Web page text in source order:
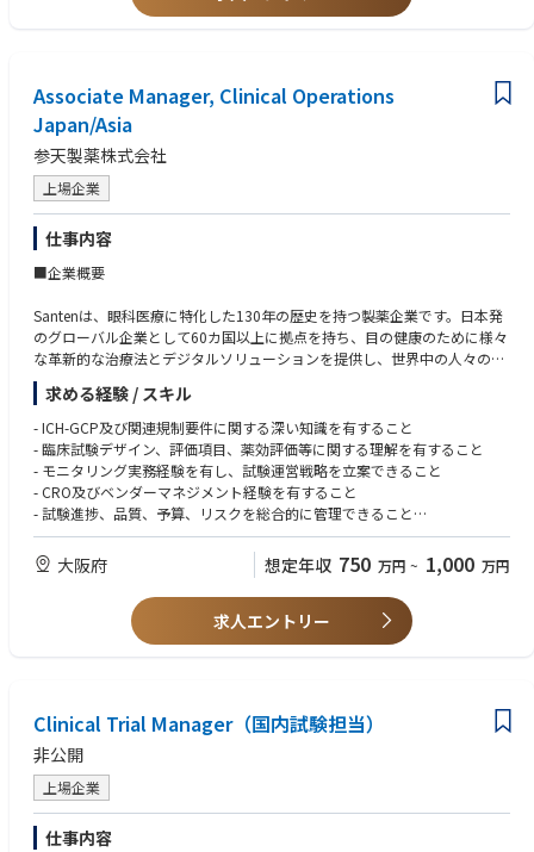
•Work in collaboration with Process Compliance Lead (PCL) to continuo
usly optimize ways of working related to CRO collaboration in Japan
•Contribute to department related activities, the overall department strat
egy and improvement initiatives/activities including Japan R&D and Clini
cal Trial Operations cross functional activities.
•Participate in external initiatives/task force teams such as EFPIA and JPM
A and bring experience and knowledge to the relevant stakeholders, if ap
plicable.
The Employee shall also render such other related services and duties as
•開発計画に基づく、臨床試験の実行、CSRの作成またはレビュー
リング、データマネジメント、統計解析、安全性管理、治験薬管理等）
•CRO 等の管理・折衝、あるいはそれら業務の監督(主にClinical Scienceに
係る事項）
•KOL、学会、患者団体等との⾯談/会議の⽅針の⽴案・策定
•GCP、SOPの管理
両職務に共通する職務責任
・ライセンス導入支援（デューデリジェンスへの参画、ライセンス契約交
渉での開発・薬事対応に関する検討・支援）
・海外ライセンサーとの開発計画、役割分担、マイルストーンおよび申請
方針に関する協議
・開発スケジュール、課題、リスクおよび予算の管理
• 複数の臨床開発または医薬品開発プロジェクトをリードした経験
• SOPの作成・管理経験
Associate Manager, Clinical Operations
Japan/Asia
参天製薬株式会社
上場企業
仕事内容
■企業概要
Santenは、眼科医療に特化した130年の歴史を持つ製薬企業です。日本発
のグローバル企業として60カ国以上に拠点を持ち、目の健康のために様々
な革新的な治療法とデジタルソリューションを提供し、世界中の人々の視
覚に関わる社会問題に取り組んでいます。
日本アジア臨床開発グループは、参天製薬の開発プロジェクトにおいて臨
床試験の実行を担う中核組織です。試験の立ち上げから終了まで、施設選
定、ベンダーマネジメント、リスク管理、品質確保、試験進捗管理等、臨
床試験運営全般をリードしています。私たちは日本、アジアをはじめとす
る各地域の専門家と連携し、多様な知識と経験を結集して世界水準の臨床
試験を推進しています。患者さんを中心に据えた開発を通じて、眼科医療
- 担当PJに関する薬効評価、規制要件等の各種情報を収集するため、自律
されたデータを期限内に収集する。
- 治験進捗を管理・分析し、対策を立案・実行することで、臨床試験を速
やかに進捗させる。
- 収集した科学性、倫理性、信頼性の確保されたデータを基に、総括報告
書等の臨床試験関連資料（案）を作成する。
- 臨床試験実施を通じて、医学専門家等と良好な信頼関係を構築する。
求める経験 / スキル
- ICH-GCP及び関連規制要件に関する深い知識を有すること
- 臨床試験デザイン、評価項目、薬効評価等に関する理解を有すること
- モニタリング実務経験を有し、試験運営戦略を立案できること
- CRO及びベンダーマネジメント経験を有すること
- 試験進捗、品質、予算、リスクを総合的に管理できること
- 英語による文書作成やコミュニケーション等の業務遂行能力を有するこ
と 大阪府 想定年収 750 万円 ~ 1,000 万円
求人エントリー
Clinical Trial Manager（国内試験担当）
非公開
上場企業
仕事内容